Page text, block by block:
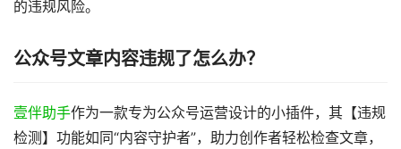
的违规风险。
公众号文章内容违规了怎么办？
壹伴助手作为一款专为公众号运营设计的小插件，其【违规
检测】功能如同“内容守护者”，助力创作者轻松检查文章，